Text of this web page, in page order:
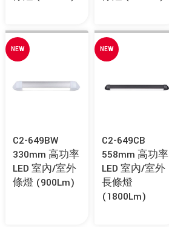
NEW
C2-649BW
330mm 高功率
LED 室內/室外
條燈 (900Lm)
NEW
C2-649CB
558mm 高功率
LED 室內/室外
長條燈
(1800Lm)